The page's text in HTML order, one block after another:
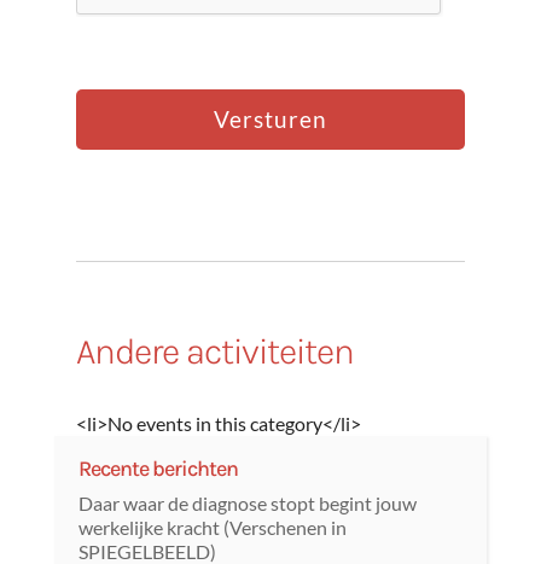
Andere activiteiten
<li>No events in this category</li>
Recente berichten
Daar waar de diagnose stopt begint jouw
werkelijke kracht (Verschenen in
SPIEGELBEELD)